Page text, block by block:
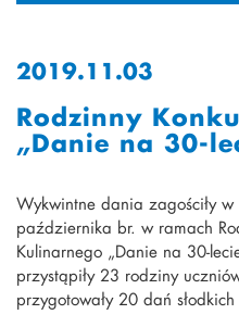
2019.11.03
Rodzinny
„Danie na 30-
Wykwintne dania zagościły
października br. w ramach
Kulinarnego „Danie na 30-
przystąpiły 23 rodziny
przygotowały 20 dań